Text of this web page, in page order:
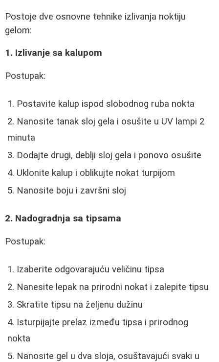
Postoje dve osnovne tehnike izlivanja noktiju
gelom:
1. Izlivanje sa kalupom
Postupak:
Postavite kalup ispod slobodnog ruba nokta
Nanosite tanak sloj gela i osušite u UV lampi 2
minuta
Dodajte drugi, deblji sloj gela i ponovo osušite
Uklonite kalup i oblikujte nokat turpijom
Nanosite boju i završni sloj
2. Nadogradnja sa tipsama
Postupak:
Izaberite odgovarajuću veličinu tipsa
Nanesite lepak na prirodni nokat i zalepite tipsu
Skratite tipsu na željenu dužinu
Isturpijajte prelaz između tipsa i prirodnog
nokta
Nanosite gel u dva sloja, osuštavajući svaki u